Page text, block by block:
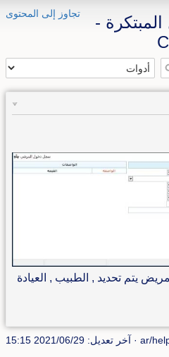
تجاوز إلى المحتوى
-
يتم تحديد , الطبيب , العيادة
ar/ · آخر تعديل: 2021/06/29 15:15